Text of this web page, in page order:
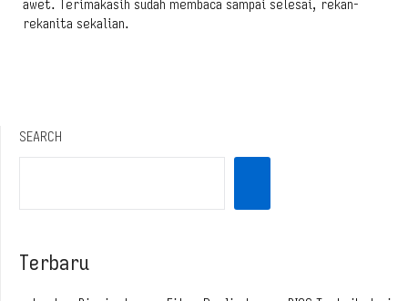
awet. Terimakasih sudah membaca sampai selesai, rekan-
rekanita sekalian.
SEARCH
Terbaru